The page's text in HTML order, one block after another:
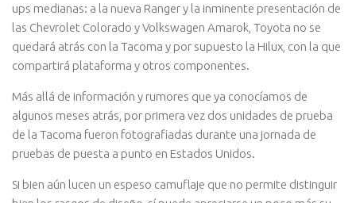
ups medianas: a la nueva Ranger y la inminente presentación de
las Chevrolet Colorado y Volkswagen Amarok, Toyota no se
quedará atrás con la Tacoma y por supuesto la Hilux, con la que
compartirá plataforma y otros componentes.
Más allá de información y rumores que ya conocíamos de
algunos meses atrás, por primera vez dos unidades de prueba
de la Tacoma fueron fotografiadas durante una jornada de
pruebas de puesta a punto en Estados Unidos.
Si bien aún lucen un espeso camuflaje que no permite distinguir